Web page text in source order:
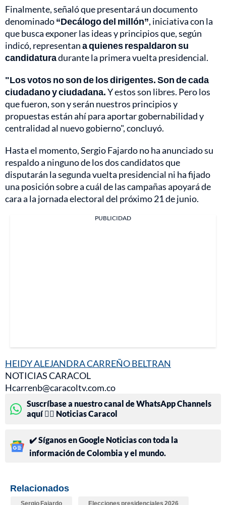
Finalmente, señaló que presentará un documento
denominado“Decálogo del millón”, iniciativa con la
que busca exponer las ideas y principios que, según
indicó, representana quienes respaldaron su
candidaturadurante la primera vuelta presidencial.
"Los votos no son de los dirigentes. Son de cada
ciudadano y ciudadana.Y estos son libres. Pero los
que fueron, son y serán nuestros principios y
propuestas están ahí para aportar gobernabilidad y
centralidad al nuevo gobierno", concluyó.
Hasta el momento, Sergio Fajardo no ha anunciado su
respaldo a ninguno de los dos candidatos que
disputarán la segunda vuelta presidencial ni ha fijado
una posición sobre a cuál de las campañas apoyará de
cara a la jornada electoral del próximo 21 de junio.
PUBLICIDAD
HEIDY ALEJANDRA CARREÑO BELTRAN
NOTICIAS CARACOL
Hcarrenb@caracoltv.com.co
Suscríbase a nuestro canal de WhatsApp Channels
aquí 👉🏻 Noticias Caracol
✔️ Síganos en Google Noticias con toda la
información de Colombia y el mundo.
Relacionados
Sergio Fajardo Elecciones presidenciales 2026